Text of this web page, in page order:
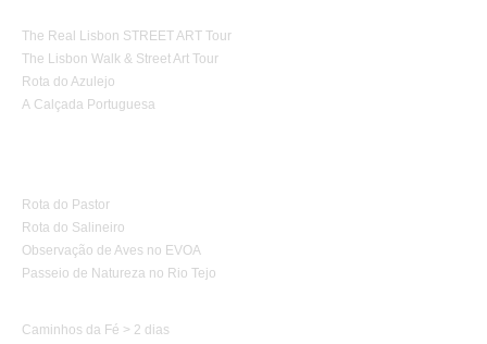
The Real Lisbon STREET ART Tour
The Lisbon Walk & Street Art Tour
Rota do Azulejo
A Calçada Portuguesa
Rota do Pastor
Rota do Salineiro
Observação de Aves no EVOA
Passeio de Natureza no Rio Tejo
Caminhos da Fé > 2 dias